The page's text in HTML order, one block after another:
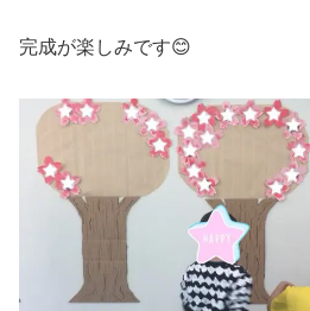
完成が楽しみです😊